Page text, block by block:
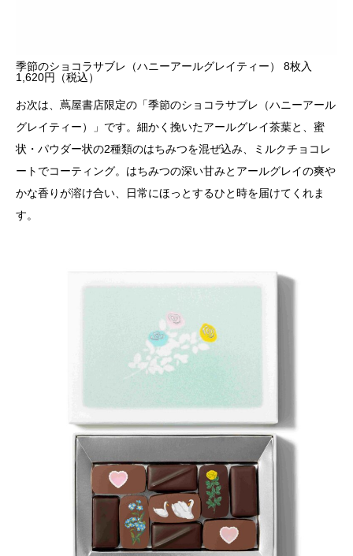
季節のショコラサブレ（ハニーアールグレイティー） 8枚入
1,620円（税込）
お次は、蔦屋書店限定の「季節のショコラサブレ（ハニーアール
グレイティー）」です。細かく挽いたアールグレイ茶葉と、蜜
状・パウダー状の2種類のはちみつを混ぜ込み、ミルクチョコレ
ートでコーティング。はちみつの深い甘みとアールグレイの爽や
かな香りが溶け合い、日常にほっとするひと時を届けてくれま
す。